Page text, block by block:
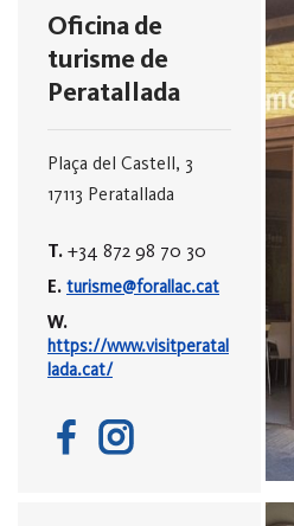
Oficina de
turisme de
Peratallada
Plaça del Castell, 3
17113 Peratallada
T. +34 872 98 70 30
E. turisme@forallac.cat
W.
https://www.visitperatal
lada.cat/